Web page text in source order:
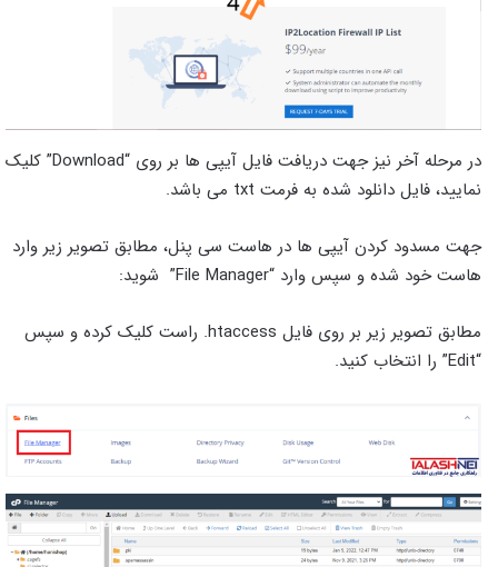
در مرحله آخر نیز جهت دریافت فایل آیپی ها بر روی “Download” کلیک
نمایید، فایل دانلود شده به فرمت txt می باشد.
جهت مسدود کردن آیپی ها در هاست سی پنل، مطابق تصویر زیر وارد
هاست خود شده و سپس وارد “File Manager” شوید:
مطابق تصویر زیر بر روی فایل htaccess. راست کلیک کرده و سپس
“Edit” را انتخاب کنید.